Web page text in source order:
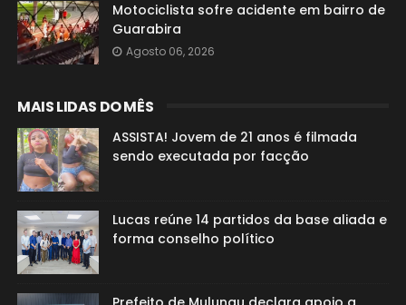
Motociclista sofre acidente em bairro de
Guarabira
Agosto 06, 2026
MAIS LIDAS DO MÊS
ASSISTA! Jovem de 21 anos é filmada
sendo executada por facção
Lucas reúne 14 partidos da base aliada e
forma conselho político